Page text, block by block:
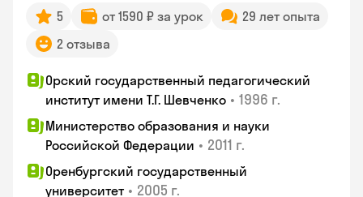
5 от 1590 ₽ за урок
29 лет опыта
2 отзыва
Орский государственный педагогический
институт имени Т.Г. Шевченко • 1996 г.
Министерство образования и науки
Российской Федерации • 2011 г.
Оренбургский государственный
университет • 2005 г.